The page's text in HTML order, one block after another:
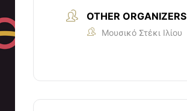
OTHER ORGANIZERS
Μουσικό Στέκι Ιλίου